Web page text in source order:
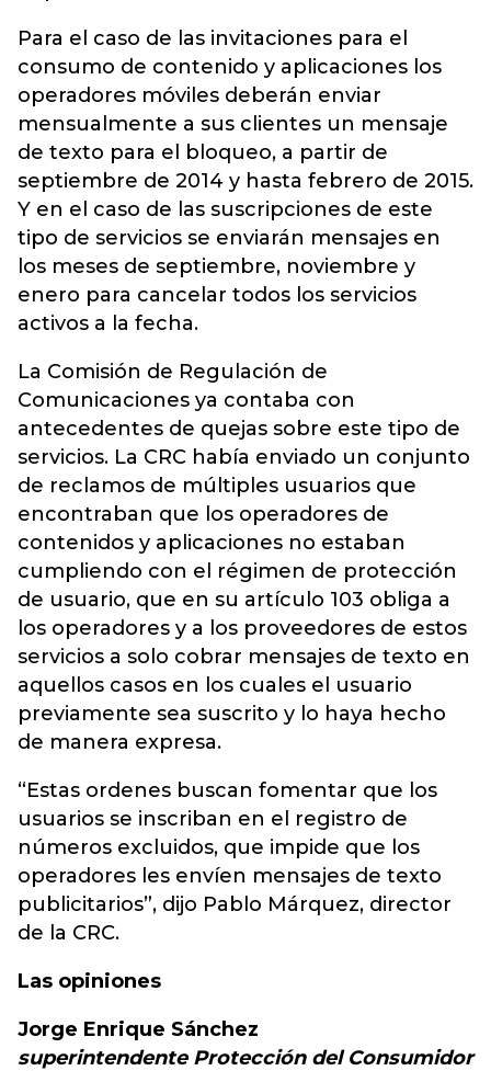
Para el caso de las invitaciones para el
consumo de contenido y aplicaciones los
operadores móviles deberán enviar
mensualmente a sus clientes un mensaje
de texto para el bloqueo, a partir de
septiembre de 2014 y hasta febrero de 2015.
Y en el caso de las suscripciones de este
tipo de servicios se enviarán mensajes en
los meses de septiembre, noviembre y
enero para cancelar todos los servicios
activos a la fecha.
La Comisión de Regulación de
Comunicaciones ya contaba con
antecedentes de quejas sobre este tipo de
servicios. La CRC había enviado un conjunto
de reclamos de múltiples usuarios que
encontraban que los operadores de
contenidos y aplicaciones no estaban
cumpliendo con el régimen de protección
de usuario, que en su artículo 103 obliga a
los operadores y a los proveedores de estos
servicios a solo cobrar mensajes de texto en
aquellos casos en los cuales el usuario
previamente sea suscrito y lo haya hecho
de manera expresa.
“Estas ordenes buscan fomentar que los
usuarios se inscriban en el registro de
números excluidos, que impide que los
operadores les envíen mensajes de texto
publicitarios”, dijo Pablo Márquez, director
de la CRC.
Las opiniones
Jorge Enrique Sánchez
superintendente Protección del Consumidor